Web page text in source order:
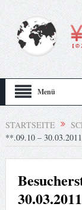
Menü
STARTSEITE
**.09.10 – 30.03.2011
30.03.2011